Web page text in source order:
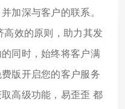
加深与客户的联系。
高效的原则，助力其发
同时，始终将客户满
版开启您的客户服务
高级功能，易歪歪 都